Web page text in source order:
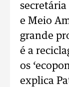
secretária
e Meio
grande
é a
os
explica